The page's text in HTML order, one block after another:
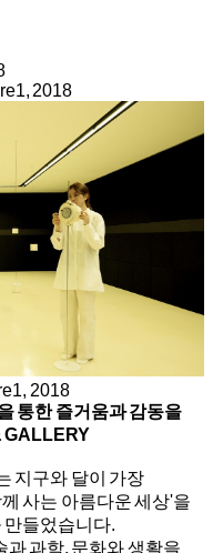
2018
2018
통한 즐거움과 감동을
GALLERY
지구와 달이 가장
사는 아름다운 세상'을
만들었습니다.
과학, 문화와 생활을